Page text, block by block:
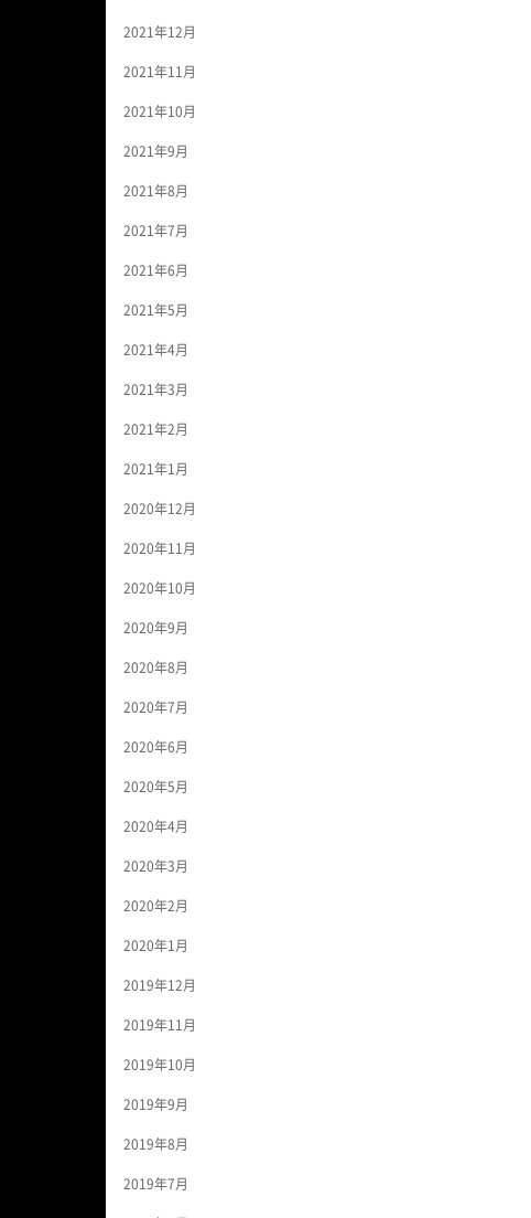
2021年12月
2021年11月
2021年10月
2021年9月
2021年8月
2021年7月
2021年6月
2021年5月
2021年4月
2021年3月
2021年2月
2021年1月
2020年12月
2020年11月
2020年10月
2020年9月
2020年8月
2020年7月
2020年6月
2020年5月
2020年4月
2020年3月
2020年2月
2020年1月
2019年12月
2019年11月
2019年10月
2019年9月
2019年8月
2019年7月